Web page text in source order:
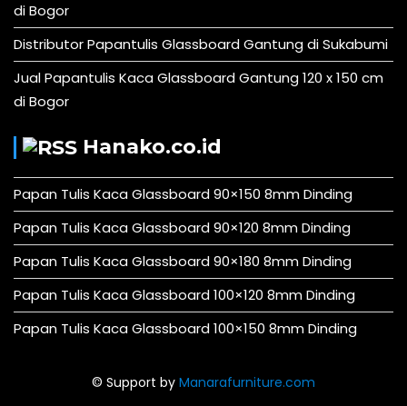
di Bogor
Distributor Papantulis Glassboard Gantung di Sukabumi
Jual Papantulis Kaca Glassboard Gantung 120 x 150 cm
di Bogor
Hanako.co.id
Papan Tulis Kaca Glassboard 90×150 8mm Dinding
Papan Tulis Kaca Glassboard 90×120 8mm Dinding
Papan Tulis Kaca Glassboard 90×180 8mm Dinding
Papan Tulis Kaca Glassboard 100×120 8mm Dinding
Papan Tulis Kaca Glassboard 100×150 8mm Dinding
© Support by Manarafurniture.com